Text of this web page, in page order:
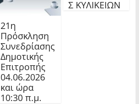
21η
Πρόσκληση
Συνεδρίασης
Δημοτικής
Επιτροπής
04.06.2026
και ώρα
10:30 π.μ.
Σ ΚΥΛΙΚΕΙΩΝ